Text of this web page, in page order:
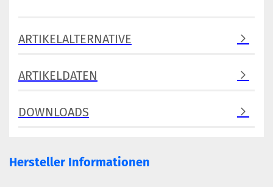
ARTIKELALTERNATIVE
ARTIKELDATEN
DOWNLOADS
Hersteller Informationen